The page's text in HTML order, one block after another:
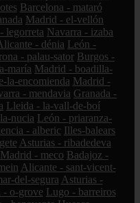
Barcelona - mataró
Madrid - el-vellón
legorreta Navarra - izaba
- dénia León -
- palau-sator Burgos -
maría Madrid - boadilla-
la-encomienda Madrid -
- mendavia Granada -
Lleida - la-vall-de-boí
nucia León - priaranza-
- alberic Illes-balears
Asturias - ribadedeva
Madrid - meco Badajoz -
Alicante - sant-vicent-
del-segura Asturias -
- o-grove Lugo - barreiros